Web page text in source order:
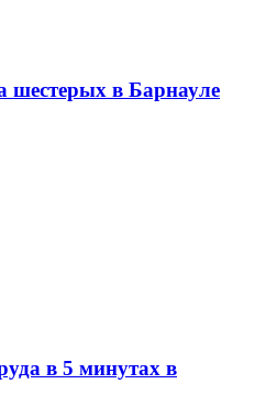
шестерых в Барнауле
в 5 минутах в